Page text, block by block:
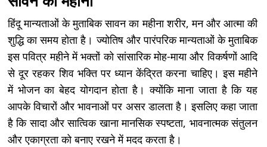
हिंदू मान्यताओं के मुताबिक सावन का महीना शरीर, मन और आत्मा की
शुद्धि का समय होता है। ज्योतिष और पारंपरिक मान्यताओं के मुताबिक
इस पवित्र महीने में भक्तों को सांसारिक मोह-माया और विकर्षणों आदि
से दूर रहकर शिव भक्ति पर ध्यान केंद्रित करना चाहिए। इस महीने
में भोजन का बेहद योगदान होता है। क्योंकि माना जाता है कि यह
आपके विचारों और भावनाओं पर असर डालता है। इसलिए कहा जाता
है कि सादा और सात्विक खाना मानसिक स्पष्टता, भावनात्मक संतुलन
और एकाग्रता को बनाए रखने में मदद करता है।